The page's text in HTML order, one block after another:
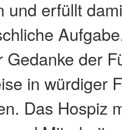
und erfüllt
Gedanke der
in würdiger
Das Hospiz